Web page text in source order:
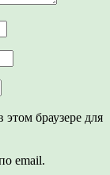
браузере для
email.